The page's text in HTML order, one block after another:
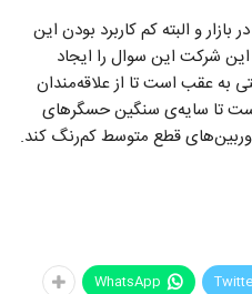
و البته کم کاربرد بودن این
شرکت این سوال را ایجاد
به عقب است تا از علاقه‌مندان
تا سایه‌ی سنگین حسگرهای
WhatsApp